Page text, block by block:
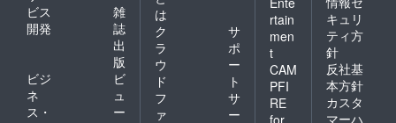
ビス
開発
雑
誌
出
版
ビジ
ネ
ス・
ビ
ュ
ー
は
ク
ラ
ウ
ド
フ
ァ
サ
ポ
ー
ト
サ
ー
rtain
men
t
CAM
PFI
RE
キュリ
ティ方
針
反社基
本方針
カスタ
マーハ